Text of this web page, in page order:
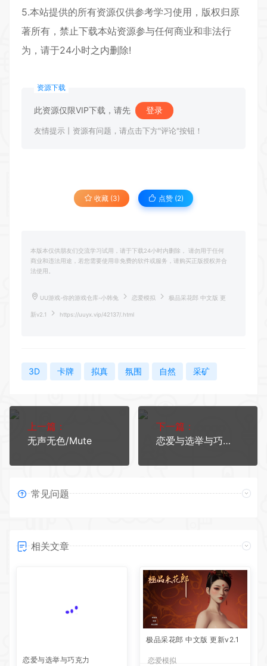
5.本站提供的所有资源仅供参考学习使用，版权归原
著所有，禁止下载本站资源参与任何商业和非法行
为，请于24小时之内删除!
资源下载
此资源仅限VIP下载，请先 登录
友情提示丨资源有问题，请点击下方"评论"按钮！
收藏 (3) 点赞 (2)
本版本仅供朋友们交流学习试用，请于下载24小时内删除， 请勿用于任何
商业和违法用途，若您需要使用非免费的软件或服务，请购买正版授权并合
法使用。
UU游戏-你的游戏仓库-小韩兔 恋爱模拟 极品采花郎 中文版 更
新v2.1 https://uuyx.vip/42137/.html
3D 卡牌 拟真 氛围 自然 采矿
上一篇：
无声无色/Mute
下一篇：
恋爱与选举与巧克力
常见问题
相关文章
恋爱与选举与巧克力
极品采花郎 中文版 更新v2.1
恋爱模拟